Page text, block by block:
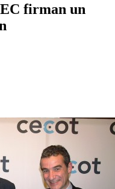
firman un